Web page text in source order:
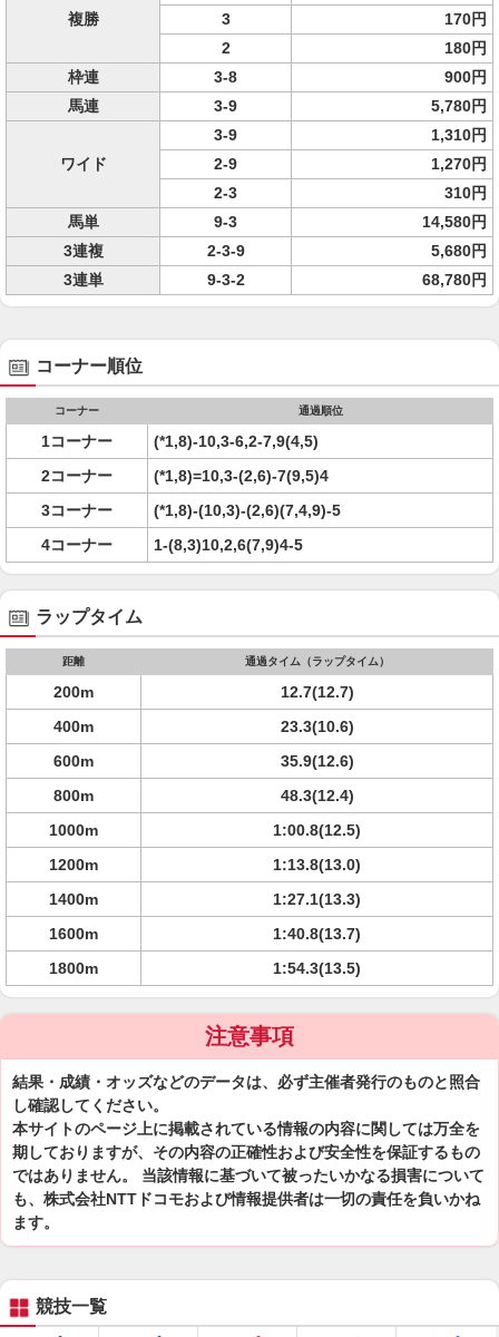
複勝
3
170円
2
180円
枠連
3-8
900円
馬連
3-9 5,780円
ワイド
3-9
1,310円
2-9
1,270円
2-3
310円
馬単
9-3
14,580円
3連複
2-3-9
5,680円
3連単
9-3-2 68,780円
コーナー順位
コーナー 通過順位
1コーナー
(*1,8)-10,3-6,2-7,9(4,5)
2コーナー
(*1,8)=10,3-(2,6)-7(9,5)4
3コーナー
(*1,8)-(10,3)-(2,6)(7,4,9)-5
4コーナー
1-(8,3)10,2,6(7,9)4-5
ラップタイム
距離 通過タイム（ラップタイム）
200m
12.7(12.7)
400m
23.3(10.6)
600m
35.9(12.6)
800m
48.3(12.4)
1000m
1:00.8(12.5)
1200m
1:13.8(13.0)
1400m
1:27.1(13.3)
1600m
1:40.8(13.7)
1800m
1:54.3(13.5)
注意事項
結果・成績・オッズなどのデータは、必ず主催者発行のものと照合
し確認してください。
本サイトのページ上に掲載されている情報の内容に関しては万全を
期しておりますが、その内容の正確性および安全性を保証するもの
ではありません。 当該情報に基づいて被ったいかなる損害について
も、株式会社NTTドコモおよび情報提供者は一切の責任を負いかね
ます。
競技一覧